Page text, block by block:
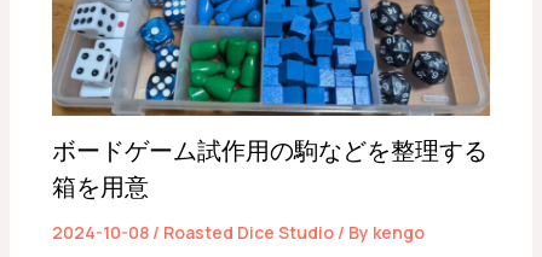
ボードゲーム試作用の駒などを整理する
箱を用意
2024-10-08 / Roasted Dice Studio/ By kengo